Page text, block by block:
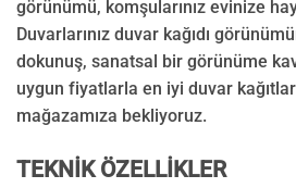
görünümü, komşularınız evinize
Duvarlarınız duvar kağıdı
dokunuş, sanatsal bir görünüme
uygun fiyatlarla en iyi duvar
mağazamıza bekliyoruz.
TEKNİK ÖZELLİKLER